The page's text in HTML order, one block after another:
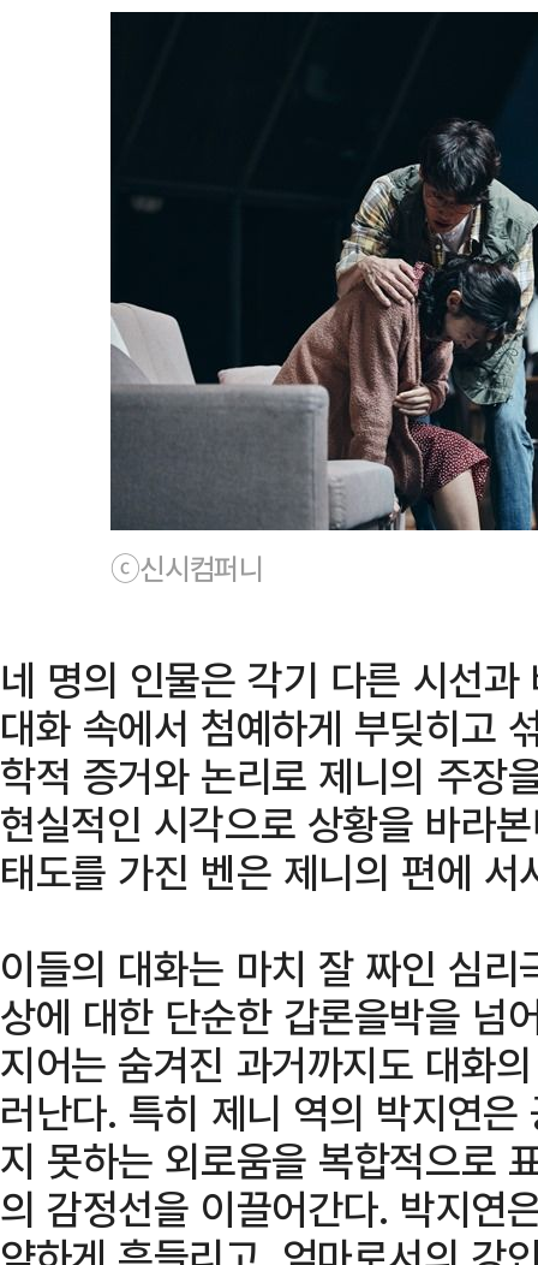
ⓒ신시컴퍼니
네 명의 인물은 각기 다른 시선
대화 속에서 첨예하게 부딪히고
학적 증거와 논리로 제니의 주장
현실적인 시각으로 상황을 바라
태도를 가진 벤은 제니의 편에
이들의 대화는 마치 잘 짜인 심
상에 대한 단순한 갑론을박을 넘
지어는 숨겨진 과거까지도 대화
러난다. 특히 제니 역의 박지연
지 못하는 외로움을 복합적으로
의 감정선을 이끌어간다. 박지연